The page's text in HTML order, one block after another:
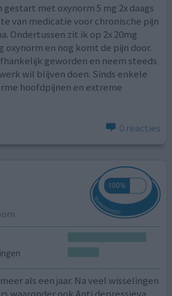
gestart met oxynorm 5 mg 2x daags
van medicatie voor chronische pijn
Ondertussen zit ik op 2x 20mg
oxynorm en nog komt de pijn door.
geworden en neem steeds
wil blijven doen. Sinds enkele
hoofdpijnen en extreme
0 reacties
als een jaar. Na veel wisselingen